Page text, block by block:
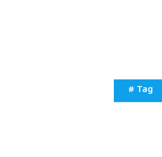
# Tag